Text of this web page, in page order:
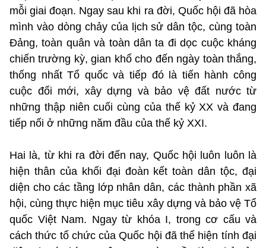
mỗi giai đoạn. Ngay sau khi ra đời, Quốc hội đã hòa
mình vào dòng chảy của lịch sử dân tộc, cùng toàn
Đảng, toàn quân và toàn dân ta đi dọc cuộc kháng
chiến trường kỳ, gian khổ cho đến ngày toàn thắng,
thống nhất Tổ quốc và tiếp đó là tiến hành công
cuộc đổi mới, xây dựng và bảo vệ đất nước từ
những thập niên cuối cùng của thế kỷ XX và đang
tiếp nối ở những năm đầu của thế kỷ XXI.
Hai là, từ khi ra đời đến nay, Quốc hội luôn luôn là
hiện thân của khối đại đoàn kết toàn dân tộc, đại
diện cho các tầng lớp nhân dân, các thành phần xã
hội, cùng thực hiện mục tiêu xây dựng và bảo vệ Tổ
quốc Việt Nam. Ngay từ khóa I, trong cơ cấu và
cách thức tổ chức của Quốc hội đã thể hiện tính đại